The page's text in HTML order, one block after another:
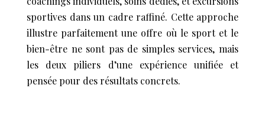
sportives dans un cadre raffiné. Cette approche
illustre parfaitement une offre où le sport et le
bien-être ne sont pas de simples services, mais
les deux piliers d’une expérience unifiée et
pensée pour des résultats concrets.